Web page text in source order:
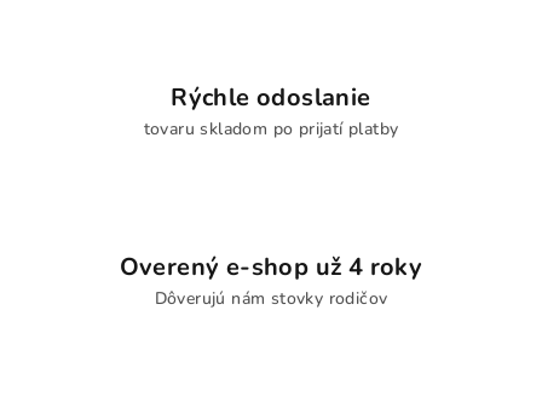
Rýchle odoslanie
tovaru skladom po prijatí platby
Overený e-shop už 4 roky
Dôverujú nám stovky rodičov